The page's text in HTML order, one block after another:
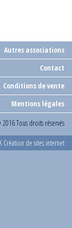
Autres associations
Contact
Conditions de vente
Mentions légales
Tous droits réservés
Création de sites internet